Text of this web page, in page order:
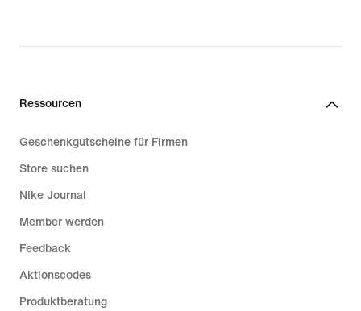
Ressourcen
Geschenkgutscheine für Firmen
Store suchen
Nike Journal
Member werden
Feedback
Aktionscodes
Produktberatung